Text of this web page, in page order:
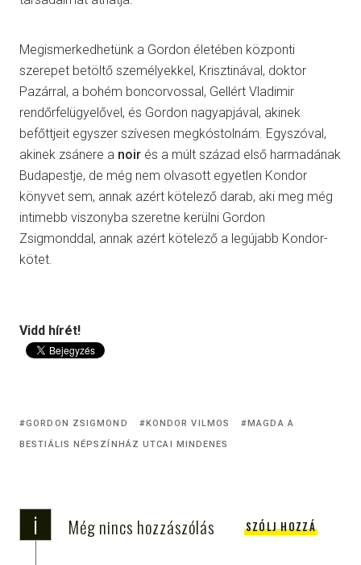
Megismerkedhetünk a Gordon életében központi
szerepet betöltő személyekkel, Krisztinával, doktor
Pazárral, a bohém boncorvossal, Gellért Vladimir
rendőrfelügyelővel, és Gordon nagyapjával, akinek
befőttjeit egyszer szívesen megkóstolnám. Egyszóval,
akinek zsánere a noir és a múlt század első harmadának
Budapestje, de még nem olvasott egyetlen Kondor
könyvet sem, annak azért kötelező darab, aki meg még
intimebb viszonyba szeretne kerülni Gordon
Zsigmonddal, annak azért kötelező a legújabb Kondor-
kötet.
Vidd hírét!
GORDON ZSIGMOND KONDOR VILMOS
MAGDA A
BESTIÁLIS NÉPSZÍNHÁZ UTCAI MINDENES
i Még nincs hozzászólás SZÓLJ HOZZÁ